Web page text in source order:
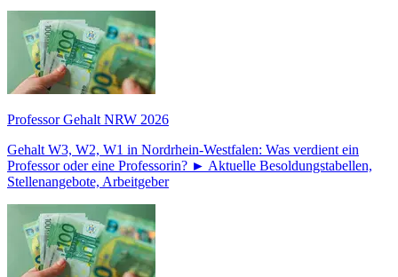
Professor Gehalt NRW 2026
Gehalt W3, W2, W1 in Nordrhein-Westfalen: Was verdient ein
Professor oder eine Professorin? ► Aktuelle Besoldungstabellen,
Stellenangebote, Arbeitgeber